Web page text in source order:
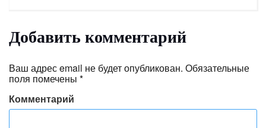
Добавить комментарий
Ваш адрес email не будет опубликован. Обязательные
поля помечены *
Комментарий